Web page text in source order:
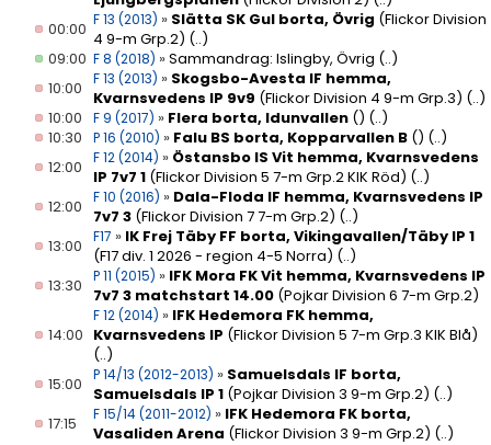
00:00 F 13 (2013) » Slätta SK Gul borta, Övrig (Flickor Division
4 9-m Grp.2) (..)
09:00 F 8 (2018) »Sammandrag: Islingby, Övrig (..)
10:00
F 13 (2013) » Skogsbo-Avesta IF hemma,
Kvarnsvedens IP 9v9 (Flickor Division 4 9-m Grp.3) (..)
10:00
F 9 (2017) » Flera borta, Idunvallen () (..)
10:30
P 16 (2010) » Falu BS borta, Kopparvallen B () (..)
12:00
F 12 (2014) » Östansbo IS Vit hemma, Kvarnsvedens
IP 7v7 1 (Flickor Division 5 7-m Grp.2 KIK Röd) (..)
12:00
F 10 (2016) » Dala-Floda IF hemma, Kvarnsvedens IP
7v7 3 (Flickor Division 7 7-m Grp.2) (..)
13:00
F17 » IK Frej Täby FF borta, Vikingavallen/Täby IP 1
(F17 div. 1 2026 - region 4-5 Norra) (..)
13:30
P 11 (2015) » IFK Mora FK Vit hemma, Kvarnsvedens IP
7v7 3 matchstart 14.00 (Pojkar Division 6 7-m Grp.2)
14:00
F 12 (2014) » IFK Hedemora FK hemma,
Kvarnsvedens IP (Flickor Division 5 7-m Grp.3 KIK Blå)
(..)
15:00
P 14/13 (2012-2013) » Samuelsdals IF borta,
Samuelsdals IP 1 (Pojkar Division 3 9-m Grp.2) (..)
17:15
F 15/14 (2011-2012) » IFK Hedemora FK borta,
Vasaliden Arena (Flickor Division 3 9-m Grp.2) (..)